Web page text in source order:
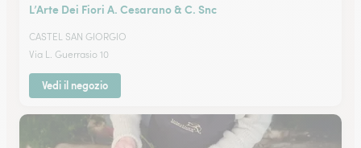
L’Arte Dei Fiori A. Cesarano & C. Snc
CASTEL SAN GIORGIO
Via L. Guerrasio 10
Vedi il negozio